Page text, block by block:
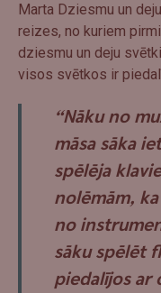
Marta Dziesmu un
reizes, no kuriem
dziesmu un deju
visos svētkos ir
“Nāku no
māsa sāka
spēlēja
nolēmām,
no
sāku spēlēt
piedalījos ar